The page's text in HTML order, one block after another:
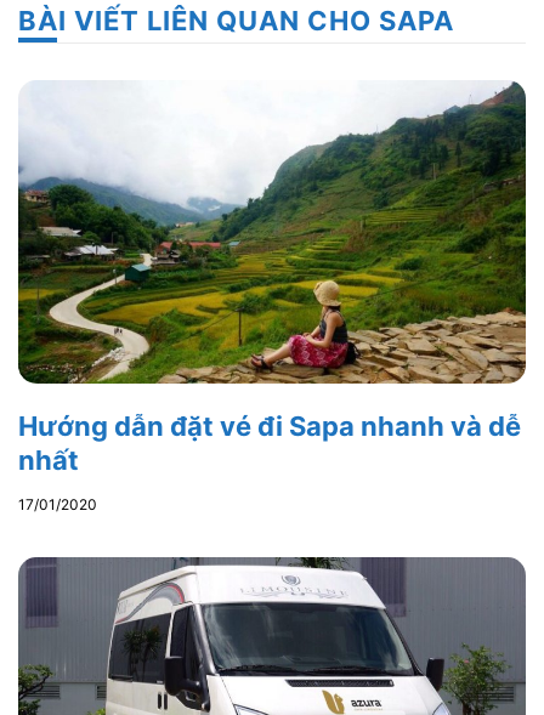
BÀI VIẾT LIÊN QUAN CHO SAPA
Hướng dẫn đặt vé đi Sapa nhanh và dễ
nhất
17/01/2020